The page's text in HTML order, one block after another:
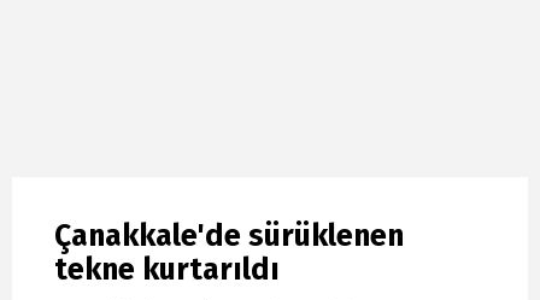
Çanakkale'de sürüklenen
tekne kurtarıldı